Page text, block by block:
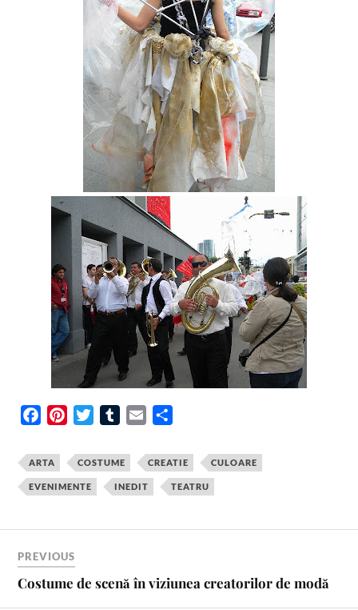
c
e
b
o
k
n
t
e
e
s
i
t
t
r
m
b
l
a
i
l
a
r
e
ARTA COSTUME CREATIE CULOARE
EVENIMENTE INEDIT TEATRU
PREVIOUS
Costume de scenă în viziunea creatorilor de modă